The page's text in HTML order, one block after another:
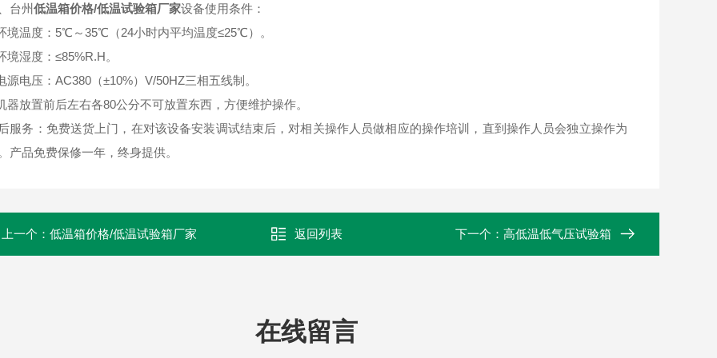
台州低温箱价格/低温试验箱厂家设备使用条件：
境温度：5℃～35℃（24小时内平均温度≤25℃）。
境湿度：≤85%R.H。
源电压：AC380（±10%）V/50HZ三相五线制。
器放置前后左右各80公分不可放置东西，方便维护操作。
服务：免费送货上门，在对该设备安装调试结束后，对相关操作人员做相应的操作培训，直到操作人员会独立操作为
产品免费保修一年，终身提供。
上一个： 低温箱价格/低温试验箱厂家 返回列表 下一个： 高低温低气压试验箱
在线留言